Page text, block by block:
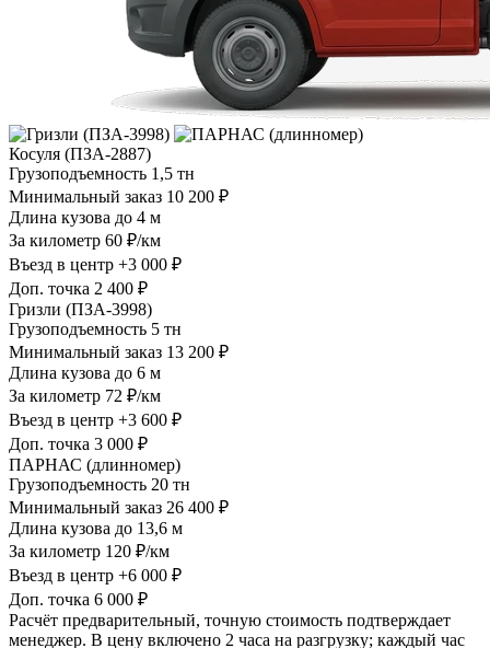
Косуля (ПЗА-2887)
Грузоподъемность 1,5 тн
Минимальный заказ 10 200 ₽
Длина кузова до 4 м
За километр 60 ₽/км
Въезд в центр +3 000 ₽
Доп. точка 2 400 ₽
Гризли (ПЗА-3998)
Грузоподъемность 5 тн
Минимальный заказ 13 200 ₽
Длина кузова до 6 м
За километр 72 ₽/км
Въезд в центр +3 600 ₽
Доп. точка 3 000 ₽
ПАРНАС (длинномер)
Грузоподъемность 20 тн
Минимальный заказ 26 400 ₽
Длина кузова до 13,6 м
За километр 120 ₽/км
Въезд в центр +6 000 ₽
Доп. точка 6 000 ₽
Расчёт предварительный, точную стоимость подтверждает
менеджер. В цену включено 2 часа на разгрузку; каждый час